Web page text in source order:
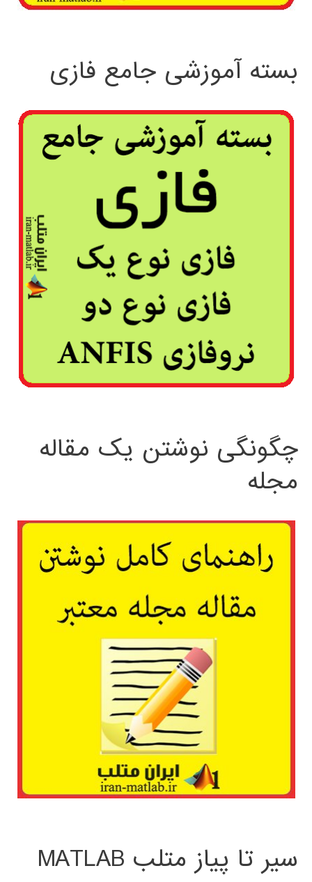
بسته آموزشی جامع فازی
چگونگی نوشتن یک مقاله
مجله
سیر تا پیاز متلب MATLAB